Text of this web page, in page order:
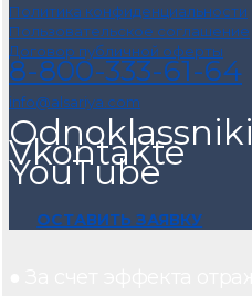
Политика конфиденциальности
Пользовательское соглашение
Договор публичной оферты
8-800-333-61-64
info@alsariya.com
Odnoklassniki
Vkontakte
YouTube
ОСТАВИТЬ ЗАЯВКУ